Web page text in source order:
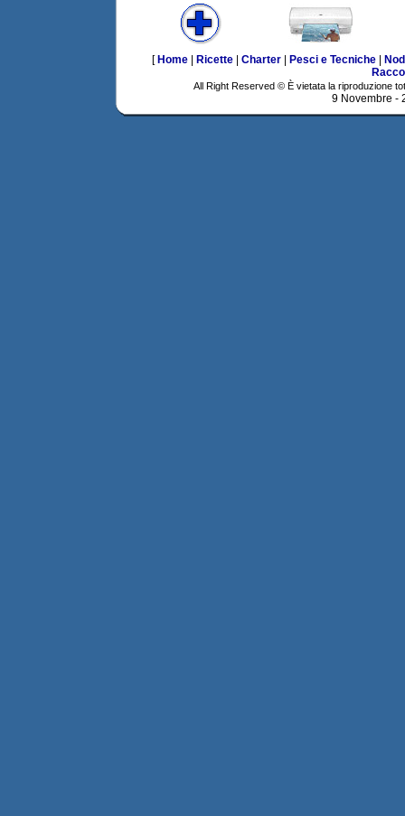
[ Home| Ricette| Charter| Pesci e Tecniche|
All Right Reserved © È vietata la riproduzione
9 Novembre -